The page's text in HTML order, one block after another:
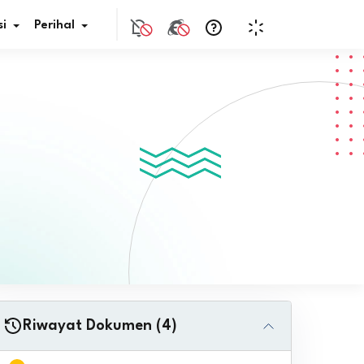
JDIH
Perihal
Riwayat Dokumen (4)